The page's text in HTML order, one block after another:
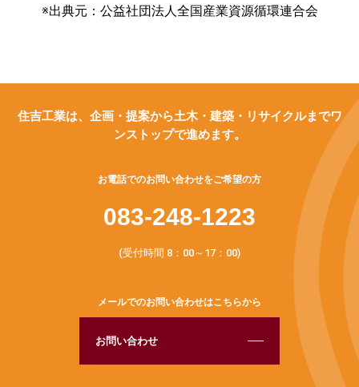
※出典元：公益社団法人全国産業資源循環連合会
住吉工業は、企画・提案から土木・建築・リサイクルまでワ
ンストップで進めます。
お電話でのお問い合わせをご希望の方
083-248-1223
(受付時間 8：00～17：00)
メールでのお問い合わせはこちらから
お問い合わせ